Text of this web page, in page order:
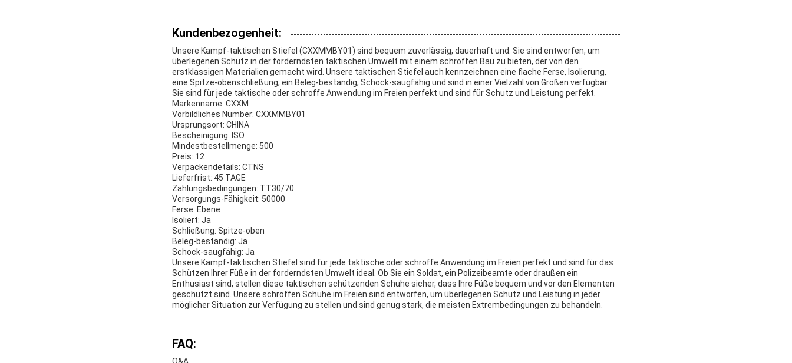
Kundenbezogenheit:
Unsere Kampf-taktischen Stiefel (CXXMMBY01) sind bequem zuverlässig, dauerhaft und. Sie sind entworfen, um
überlegenen Schutz in der forderndsten taktischen Umwelt mit einem schroffen Bau zu bieten, der von den
erstklassigen Materialien gemacht wird. Unsere taktischen Stiefel auch kennzeichnen eine flache Ferse, Isolierung,
eine Spitze-obenschließung, ein Beleg-beständig, Schock-saugfähig und sind in einer Vielzahl von Größen verfügbar.
Sie sind für jede taktische oder schroffe Anwendung im Freien perfekt und sind für Schutz und Leistung perfekt.
Markenname: CXXM
Vorbildliches Number: CXXMMBY01
Ursprungsort: CHINA
Bescheinigung: ISO
Mindestbestellmenge: 500
Preis: 12
Verpackendetails: CTNS
Lieferfrist: 45 TAGE
Zahlungsbedingungen: TT30/70
Versorgungs-Fähigkeit: 50000
Ferse: Ebene
Isoliert: Ja
Schließung: Spitze-oben
Beleg-beständig: Ja
Schock-saugfähig: Ja
Unsere Kampf-taktischen Stiefel sind für jede taktische oder schroffe Anwendung im Freien perfekt und sind für das
Schützen Ihrer Füße in der forderndsten Umwelt ideal. Ob Sie ein Soldat, ein Polizeibeamte oder draußen ein
Enthusiast sind, stellen diese taktischen schützenden Schuhe sicher, dass Ihre Füße bequem und vor den Elementen
geschützt sind. Unsere schroffen Schuhe im Freien sind entworfen, um überlegenen Schutz und Leistung in jeder
möglicher Situation zur Verfügung zu stellen und sind genug stark, die meisten Extrembedingungen zu behandeln.
FAQ: